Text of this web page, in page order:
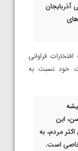
فراوانی
خود نسبت به
این
مردم، به
است.